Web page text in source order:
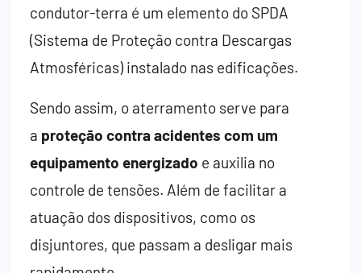
condutor-terra é um elemento do SPDA
(Sistema de Proteção contra Descargas
Atmosféricas) instalado nas edificações.
Sendo assim, o aterramento serve para
a proteção contra acidentes com um
equipamento energizado e auxilia no
controle de tensões. Além de facilitar a
atuação dos dispositivos, como os
disjuntores, que passam a desligar mais